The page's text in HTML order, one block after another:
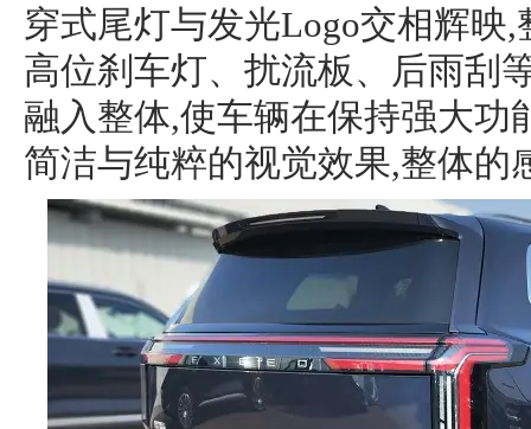
穿式尾灯与发光Logo交相辉映
高位刹车灯、扰流板、后雨刮
融入整体,使车辆在保持强大功
简洁与纯粹的视觉效果,整体的